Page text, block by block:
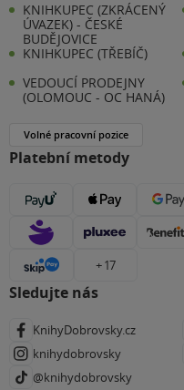
KNIHKUPEC (ZKRÁCENÝ
ÚVAZEK) - ČESKÉ
BUDĚJOVICE
KNIHKUPEC (TŘEBÍČ)
VEDOUCÍ PRODEJNY
(OLOMOUC - OC HANÁ)
Volné pracovní pozice
Platební metody
+ 17
Sledujte nás
KnihyDobrovsky.cz
knihydobrovsky
@knihydobrovsky